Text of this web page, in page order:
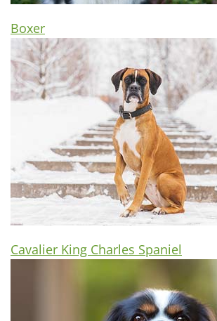
Boxer
Cavalier King Charles Spaniel